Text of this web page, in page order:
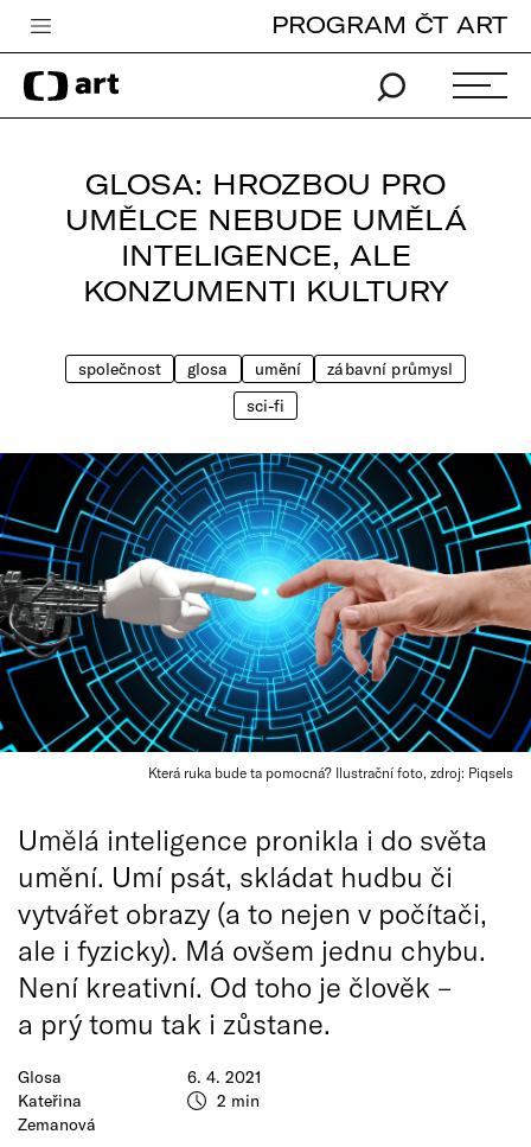
Česká televize
Zpravodajství
iVysílání
PROGRAM ČT ART
GLOSA: HROZBOU PRO
UMĚLCE NEBUDE UMĚLÁ
INTELIGENCE, ALE
KONZUMENTI KULTURY
společnost glosa umění
zábavní průmysl
sci-fi
Která ruka bude ta pomocná? Ilustrační foto, zdroj: Piqsels
Glosa
Kateřina
Zemanová
6. 4. 2021
2 min
Umělá inteligence pronikla i do světa
umění. Umí psát, skládat hudbu či
vytvářet obrazy (a to nejen v počítači,
ale i fyzicky). Má ovšem jednu chybu.
Není kreativní. Od toho je člověk –
a prý tomu tak i zůstane.